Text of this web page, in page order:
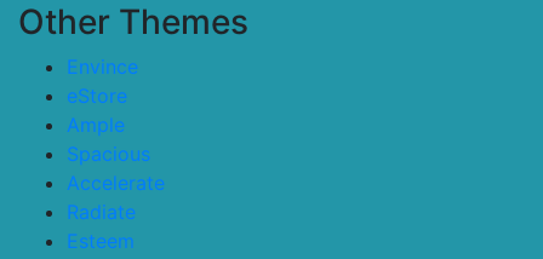
Other Themes
Envince
eStore
Ample
Spacious
Accelerate
Radiate
Esteem